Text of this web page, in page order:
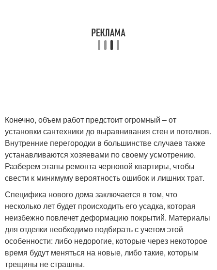
Конечно, объем работ предстоит огромный – от
установки сантехники до выравнивания стен и потолков.
Внутренние перегородки в большинстве случаев также
устанавливаются хозяевами по своему усмотрению.
Разберем этапы ремонта черновой квартиры, чтобы
свести к минимуму вероятность ошибок и лишних трат.
Специфика нового дома заключается в том, что
несколько лет будет происходить его усадка, которая
неизбежно повлечет деформацию покрытий. Материалы
для отделки необходимо подбирать с учетом этой
особенности: либо недорогие, которые через некоторое
время будут меняться на новые, либо такие, которым
трещины не страшны.